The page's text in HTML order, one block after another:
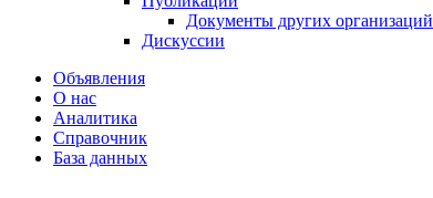
Документы других организаций
Дискуссии
Объявления
О нас
Аналитика
Справочник
База данных